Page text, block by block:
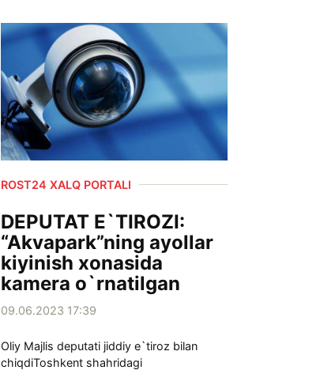
ROST24 XALQ PORTALI
DEPUTAT E`TIROZI:
“Akvapark”ning ayollar
kiyinish xonasida
kamera o`rnatilgan
09.06.2023 17:39
Oliy Majlis deputati jiddiy e`tiroz bilan
chiqdiToshkent shahridagi